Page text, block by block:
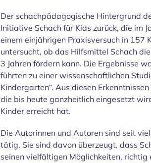
Der schachpädagogische Hintergrund
Initiative Schach für Kids zurück, die im
einem einjährigen Praxisversuch in 157
untersucht, ob das Hilfsmittel Schach
3 Jahren fördern kann. Die Ergebnisse
führten zu einer wissenschaftlichen
Kindergarten“. Aus diesen
die bis heute ganzheitlich eingesetzt
Kinder erreicht hat.
Die Autorinnen und Autoren sind seit
tätig. Sie sind davon überzeugt, dass
seinen vielfältigen Möglichkeiten,